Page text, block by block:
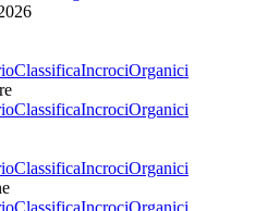
ClassificaIncrociOrganici
ClassificaIncrociOrganici
ClassificaIncrociOrganici
ClassificaIncrociOrganici